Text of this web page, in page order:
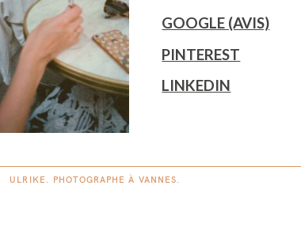
GOOGLE (AVIS)
PINTEREST
LINKEDIN
ULRIKE. PHOTOGRAPHE À VAN NES.